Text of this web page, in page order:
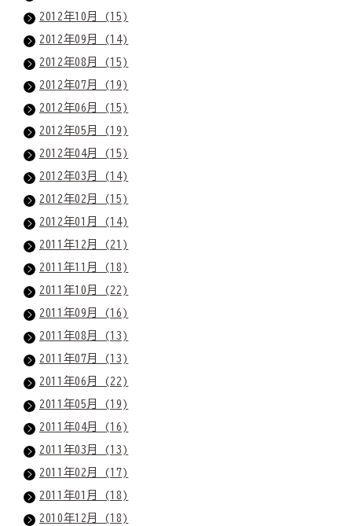
2012年10月 (15)
2012年09月 (14)
2012年08月 (15)
2012年07月 (19)
2012年06月 (15)
2012年05月 (19)
2012年04月 (15)
2012年03月 (14)
2012年02月 (15)
2012年01月 (14)
2011年12月 (21)
2011年11月 (18)
2011年10月 (22)
2011年09月 (16)
2011年08月 (13)
2011年07月 (13)
2011年06月 (22)
2011年05月 (19)
2011年04月 (16)
2011年03月 (13)
2011年02月 (17)
2011年01月 (18)
2010年12月 (18)